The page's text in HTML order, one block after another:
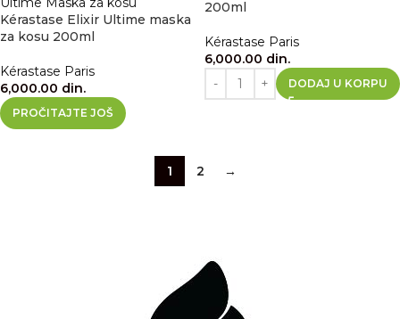
Kérastase Elixir Ultime maska
za kosu 200ml
Kérastase Paris
6,000.00 din.
PROČITAJTE JOŠ
200ml
Kérastase Paris
6,000.00 din.
DODAJ U KORPU
1 2 →